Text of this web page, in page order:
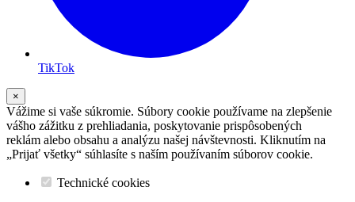
TikTok
×
Vážime si vaše súkromie. Súbory cookie používame na zlepšenie
vášho zážitku z prehliadania, poskytovanie prispôsobených
reklám alebo obsahu a analýzu našej návštevnosti. Kliknutím na
„Prijať všetky“ súhlasíte s naším používaním súborov cookie.
Technické cookies